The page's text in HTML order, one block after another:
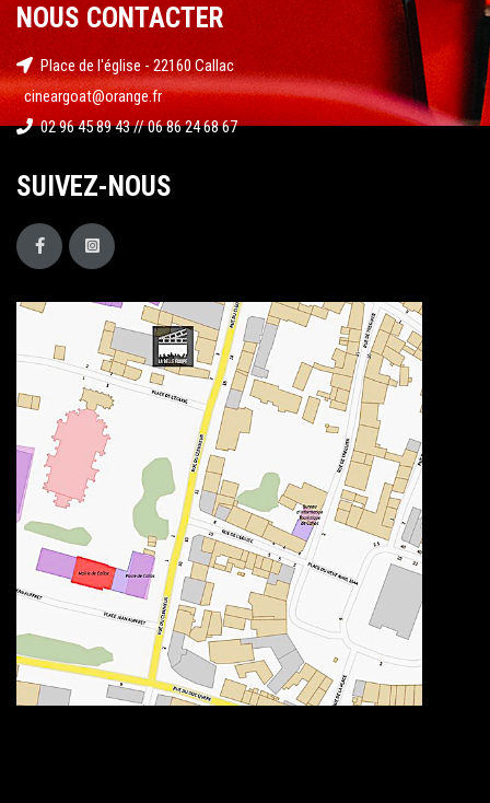
NOUS CONTACTER
Place de l'église - 22160 Callac
cineargoat@orange.fr
02 96 45 89 43 // 06 86 24 68 67
SUIVEZ-NOUS